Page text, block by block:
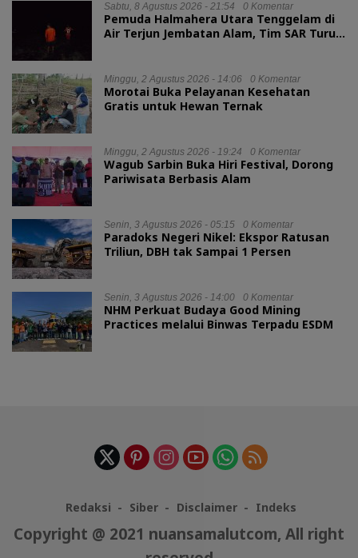
Sabtu, 8 Agustus 2026 - 21:54 0 Komentar
Pemuda Halmahera Utara Tenggelam di
Air Terjun Jembatan Alam, Tim SAR Turun
Minggu, 2 Agustus 2026 - 14:06 0 Komentar
Morotai Buka Pelayanan Kesehatan
Gratis untuk Hewan Ternak
Minggu, 2 Agustus 2026 - 19:24 0 Komentar
Wagub Sarbin Buka Hiri Festival, Dorong
Pariwisata Berbasis Alam
Senin, 3 Agustus 2026 - 05:15 0 Komentar
Paradoks Negeri Nikel: Ekspor Ratusan
Triliun, DBH tak Sampai 1 Persen
Senin, 3 Agustus 2026 - 14:00 0 Komentar
NHM Perkuat Budaya Good Mining
Practices melalui Binwas Terpadu ESDM
Redaksi Siber Disclaimer Indeks
Copyright @ 2021 nuansamalutcom, All right